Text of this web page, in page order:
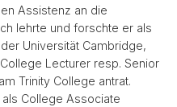
Assistenz an die
lehrte und forschte er als
Universität Cambridge,
Lecturer resp. Senior
Trinity College antrat.
College Associate